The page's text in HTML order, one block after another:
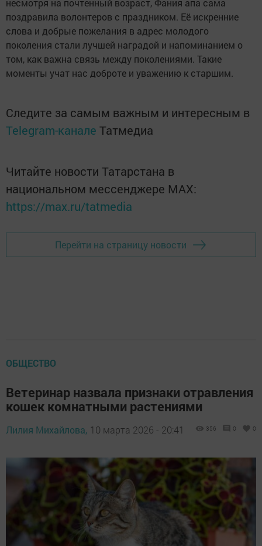
поздравила волонтеров с праздником. Её искренние
слова и добрые пожелания в адрес молодого
поколения стали лучшей наградой и напоминанием о
том, как важна связь между поколениями. Такие
моменты учат нас доброте и уважению к старшим.
Следите за самым важным и интересным в
Telegram-канале Татмедиа
Читайте новости Татарстана в
национальном мессенджере MАХ:
https://max.ru/tatmedia
Перейти на страницу новости
ОБЩЕСТВО
Ветеринар назвала признаки отравления
кошек комнатными растениями
Лилия Михайлова, 10 марта 2026 - 20:41 356 0 0